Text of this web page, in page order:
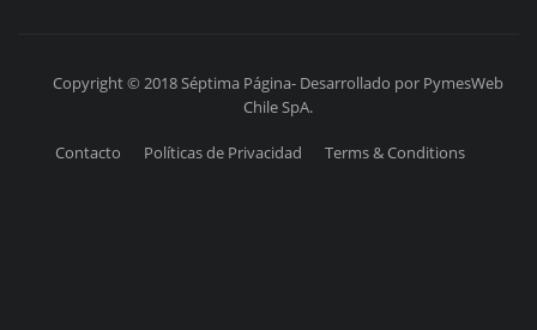
Copyright © 2018 Séptima Página- Desarrollado por PymesWeb
Chile SpA.
Contacto Políticas de Privacidad Terms & Conditions